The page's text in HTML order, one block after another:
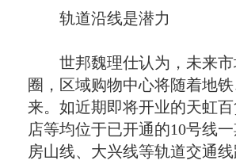
轨道沿线是潜力
世邦魏理仕认为，未来市
圈，区域购物中心将随着地
来。如近期即将开业的天虹
店等均位于已开通的10号线
房山线、大兴线等轨道交通